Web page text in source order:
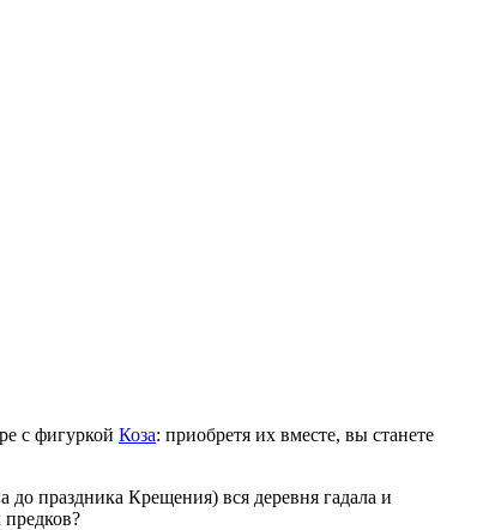
с фигуркой Коза: приобретя их вместе, вы станете
праздника Крещения) вся деревня гадала и